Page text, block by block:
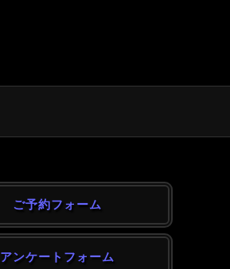
ご予約フォーム
アンケートフォーム